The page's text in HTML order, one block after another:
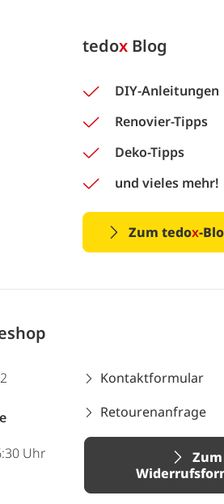
tedox Blog
DIY-Anleitungen
Renovier-Tipps
Deko-Tipps
und vieles mehr!
Zum tedox-
Uhr
Kontaktformular
Retourenanfrage
Zum